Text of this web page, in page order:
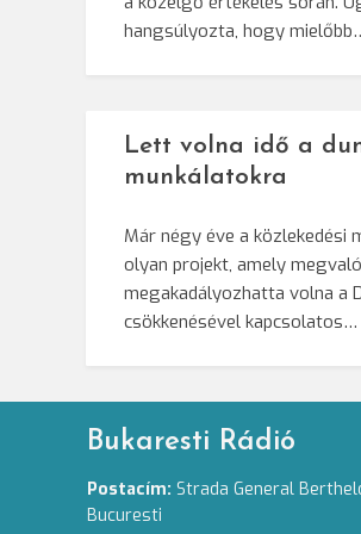
hangsúlyozta, hogy
Lett volna idő a
munkálatokra
Már négy éve a közlekedési
olyan projekt, amely
megakadályozhatta volna a
csökkenésével kapcsolatos…
Bukaresti Rádió
Postacím: Strada General
Bucuresti